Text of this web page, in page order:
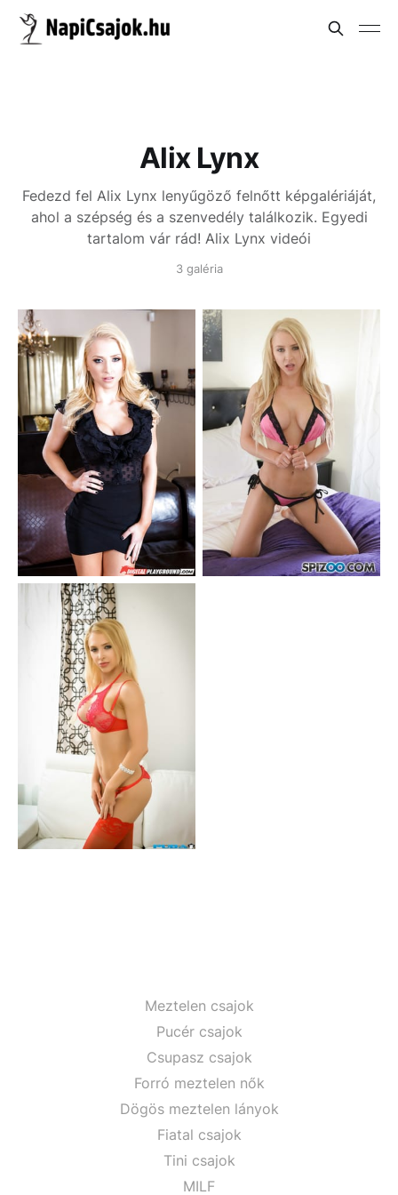
Alix Lynx
Fedezd fel Alix Lynx lenyűgöző felnőtt képgalériáját,
ahol a szépség és a szenvedély találkozik. Egyedi
tartalom vár rád! Alix Lynx videói
3 galéria
Meztelen csajok
Pucér csajok
Csupasz csajok
Forró meztelen nők
Dögös meztelen lányok
Fiatal csajok
Tini csajok
MILF